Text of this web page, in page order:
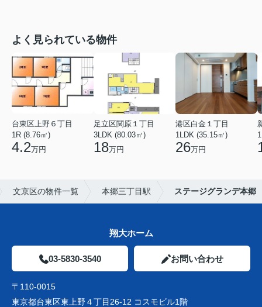
よく見られている物件
台東区上野６丁目
1R (8.76㎡)
4.2万円
足立区関原１丁目
3LDK (80.03㎡)
18万円
港区白金１丁目
1LDK (35.15㎡)
26万円
文京区の物件一覧 本郷三丁目駅 ステージグランデ本郷
翔大ホーム
03-5830-3540 お問い合わせ
〒110-0015
東京都台東区東上野４丁目26-12 コスモビル1階